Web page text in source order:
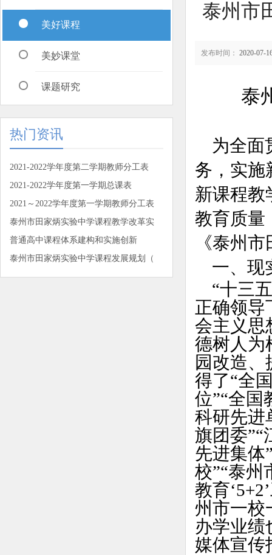
美好课程
美妙课堂
课题研究
热门资讯
2021-2022学年度第二学期教师分工表
2021-2022学年度第一学期总课表
2021～2022学年度第一学期教师分工表
泰州市田家炳实验中学课程教学改革实
普通高中课程体系建构和实施创新
泰州市田家炳实验中学课程发展规划（
泰州市
发布时间： 2020-07-
泰
为全面
务，实施
新课程教
教育质量
《泰州市
一、现
“十三
正确领导
会主义思
德树人为
园改造、
得了“全
位”“全国
科研先进
旗团委”“
先进集体
校”“泰州
教育
州市一校
办学业绩
媒体宣传